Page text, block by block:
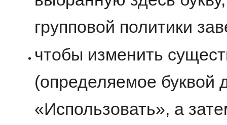
групповой политики
чтобы изменить
(определяемое буквой
«Использовать», а